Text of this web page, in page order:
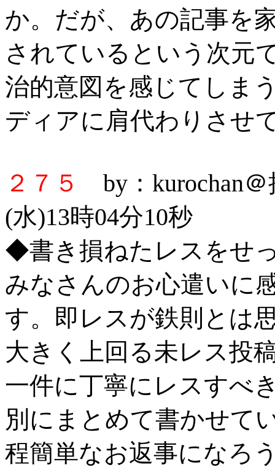
か。だが、あの記事を
されているという次元
治的意図を感じてしま
ディアに肩代わりさせ
２７５
by：kurochan
(水)13時04分10秒
◆書き損ねたレスをせ
みなさんのお心遣いに
す。即レスが鉄則とは
大きく上回る未レス投
一件に丁寧にレスすべ
別にまとめて書かせて
程簡単なお返事になろ